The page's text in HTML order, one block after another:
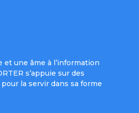
et une âme à l’information
s’appuie sur des
la servir dans sa forme